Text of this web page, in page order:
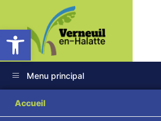
Ouvrir la barre d’outils
Menu principal
Accueil